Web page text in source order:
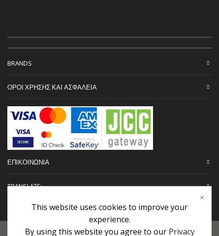
BRANDS
ΟΡΟΙ ΧΡΗΣΗΣ ΚΑΙ ΑΣΦΑΛΕΙΑ
ΕΠΙΚΟΙΝΩΝΙΑ
TRANSLATE:
Προσωπικά Δεδομένα|Πολιτική Επιστροφών|Εγγυήσεις
This website uses cookies to improve your
experience.
By using this website you agree to our Privacy